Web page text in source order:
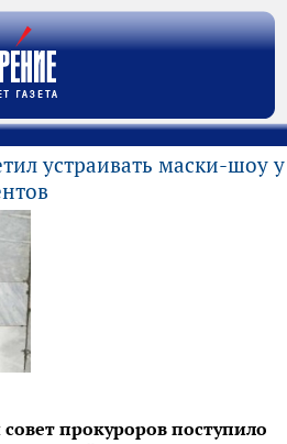
устраивать маски-шоу у
прокуроров поступило